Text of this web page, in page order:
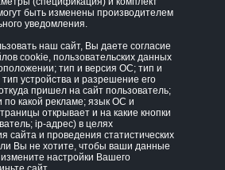
быть изменены производителем
уведомления.
наш сайт, Вы даете согласие
cookie, пользовательских данных
тип и версия ОС; тип и
устройства и разрешение его
пришел на сайт пользователь;
по какой рекламе; язык ОС и
открывает и на какие кнопки
ip-адрес) в целях
сайта и проведения статистических
Вы не хотите, чтобы ваши данные
настройки Вашего